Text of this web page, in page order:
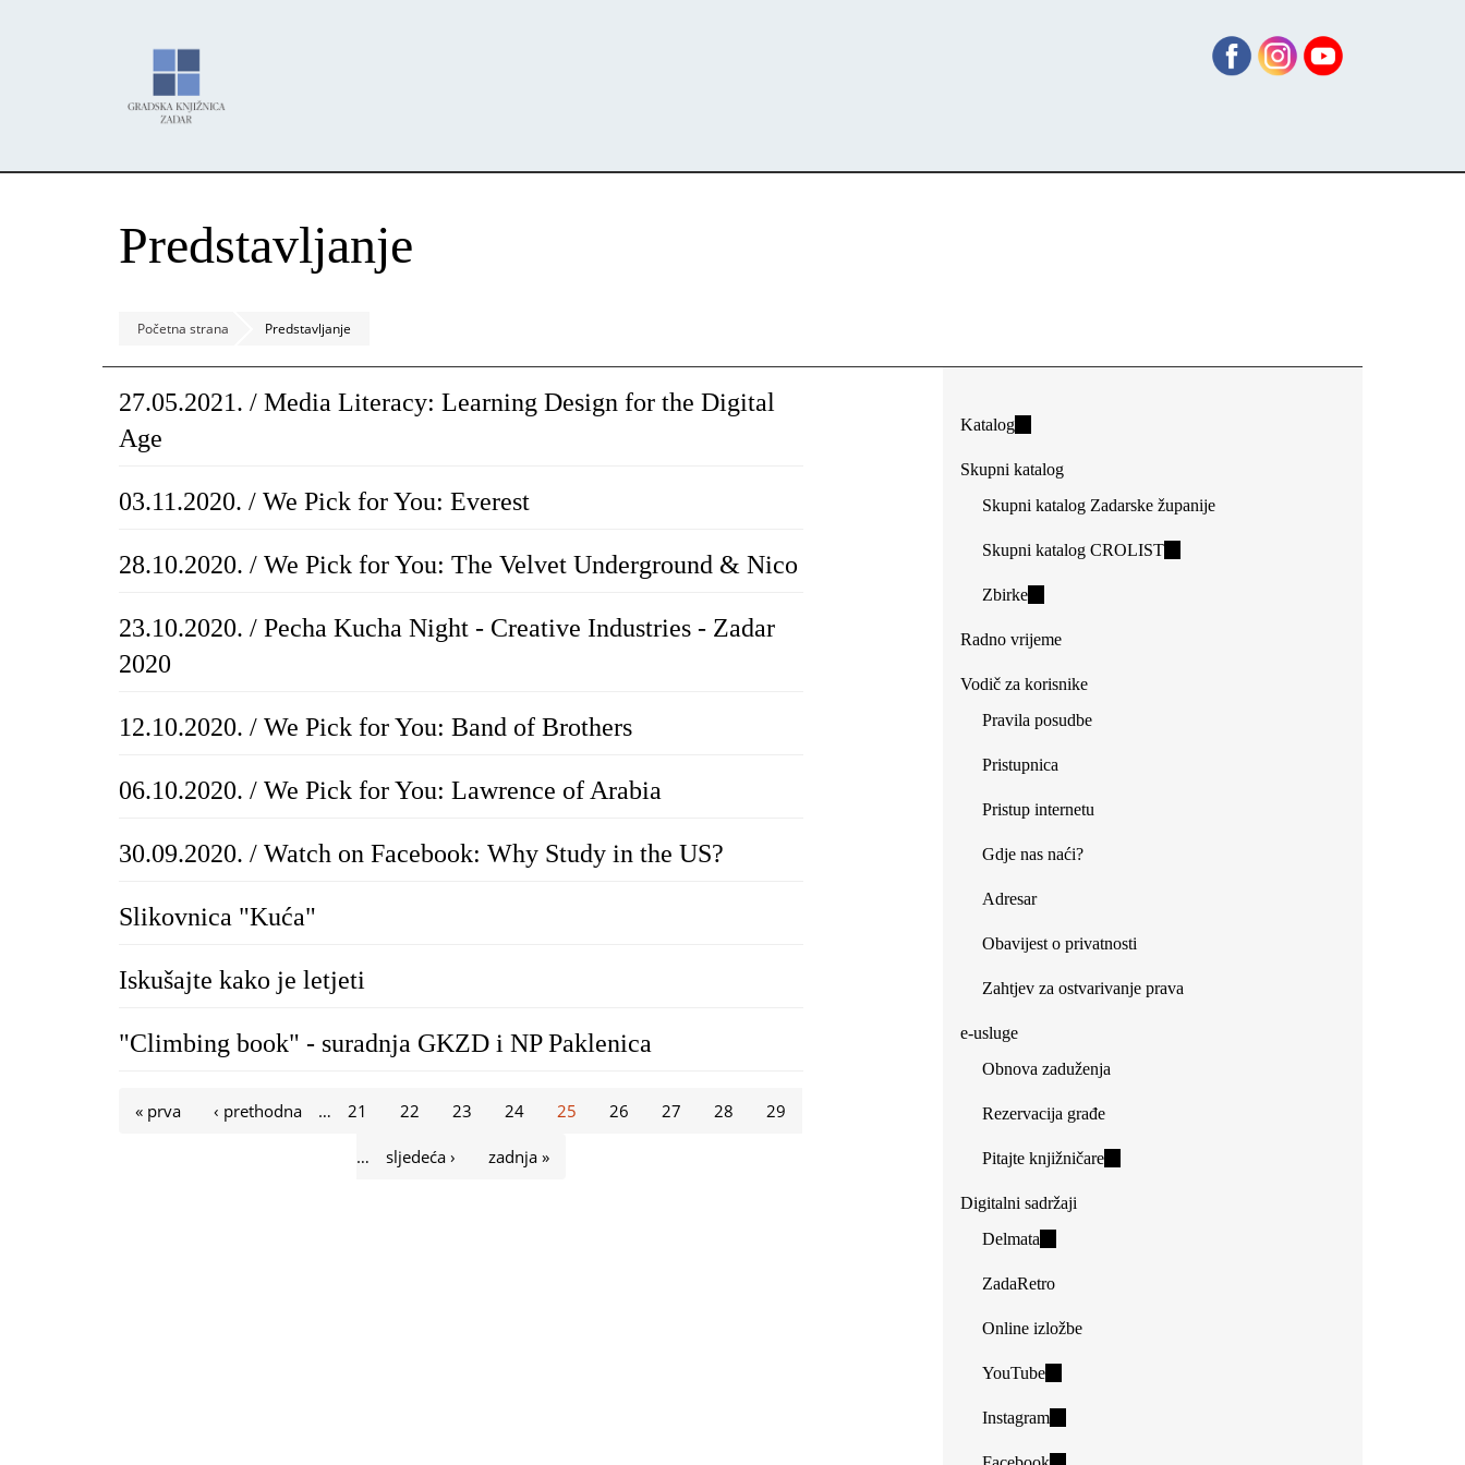
Predstavljanje
Početna strana Predstavljanje
27.05.2021. / Media Literacy: Learning Design for the Digital
Age
03.11.2020. / We Pick for You: Everest
28.10.2020. / We Pick for You: The Velvet Underground & Nico
23.10.2020. / Pecha Kucha Night - Creative Industries - Zadar
2020
12.10.2020. / We Pick for You: Band of Brothers
06.10.2020. / We Pick for You: Lawrence of Arabia
30.09.2020. / Watch on Facebook: Why Study in the US?
Slikovnica "Kuća"
Iskušajte kako je letjeti
"Climbing book" - suradnja GKZD i NP Paklenica
Stranice
« prva ‹ prethodna … 21 22 23 24 25 26 27 28 29
… sljedeća › zadnja »
Katalog(link
external)
Skupni katalog
Skupni katalog Zadarske županije
Skupni katalog CROLIST(link
Zbirke(link
external)
Radno vrijeme
Vodič za korisnike
Pravila posudbe
Pristupnica
Pristup internetu
Gdje nas naći?
Adresar
Obavijest o privatnosti
Zahtjev za ostvarivanje prava
e-usluge
Obnova zaduženja
Rezervacija građe
Pitajte knjižničare(link
Digitalni sadržaji
Delmata
external)
ZadaRetro
Online izložbe
YouTube(link
external)
Instagram(link